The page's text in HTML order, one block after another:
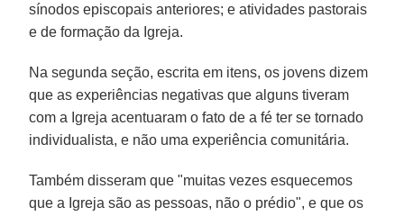
sínodos episcopais anteriores; e atividades pastorais
e de formação da Igreja.
Na segunda seção, escrita em itens, os jovens dizem
que as experiências negativas que alguns tiveram
com a Igreja acentuaram o fato de a fé ter se tornado
individualista, e não uma experiência comunitária.
Também disseram que "muitas vezes esquecemos
que a Igreja são as pessoas, não o prédio", e que os